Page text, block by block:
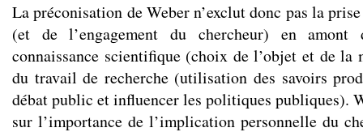
La préconisation de Weber n’exclut donc pas la
(et de l’engagement du chercheur) en
connaissance scientifique (choix de l’objet et de la
du travail de recherche (utilisation des savoirs
débat public et influencer les politiques publiques).
sur l’importance de l’implication personnelle du